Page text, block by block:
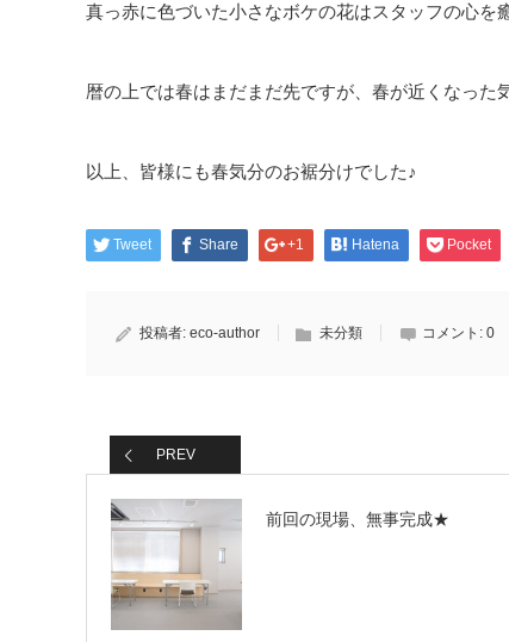
真っ赤に色づいた小さなボケの花はスタッフの心を
暦の上では春はまだまだ先ですが、春が近くなった
以上、皆様にも春気分のお裾分けでした♪
Tweet Share +1 Hatena Pocket
投稿者: eco-author 未分類 コメント: 0
PREV
前回の現場、無事完成★